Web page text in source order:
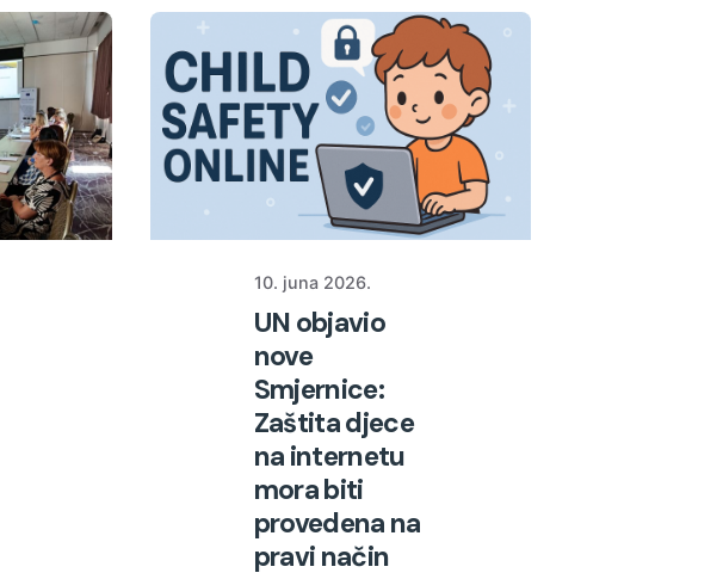
10. juna 2026.
UN objavio
nove
Smjernice:
Zaštita djece
na internetu
mora biti
provedena na
pravi način